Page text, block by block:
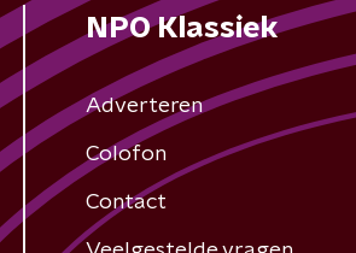
NPO Klassiek
Adverteren
Colofon
Contact